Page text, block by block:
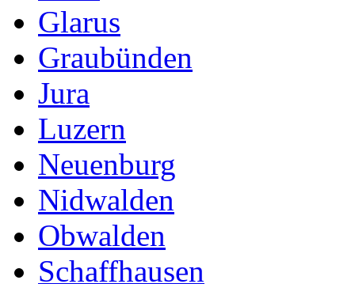
Glarus
Graubünden
Jura
Luzern
Neuenburg
Nidwalden
Obwalden
Schaffhausen